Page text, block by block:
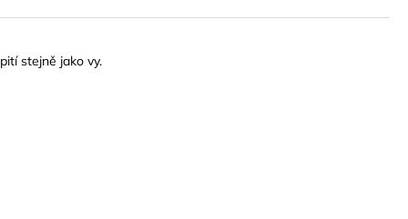
stejně jako vy.